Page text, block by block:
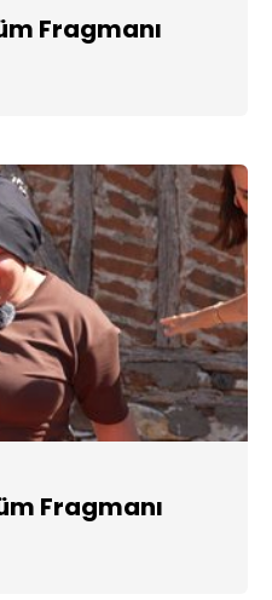
Fragmanı
Fragmanı